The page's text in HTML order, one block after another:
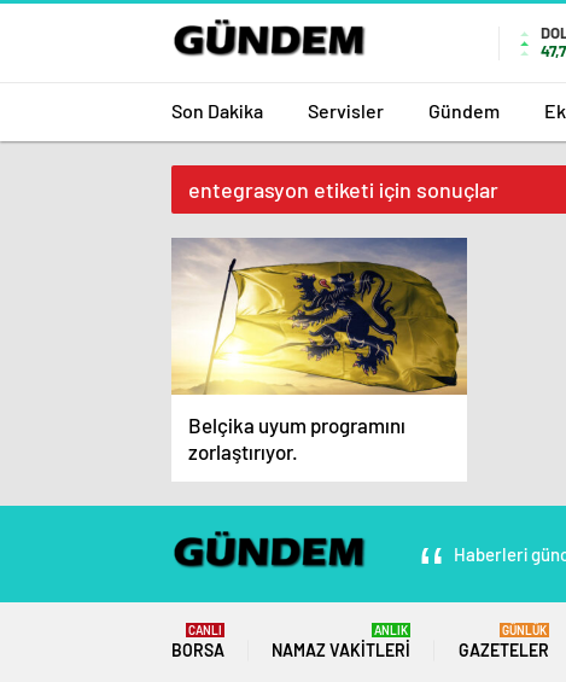
Son Dakika Servisler Gündem
entegrasyon etiketi için sonuçlar
Belçika uyum programını
zorlaştırıyor.
Haberleri
BORSA
CANLI
NAMAZ VAKITLERI
ANLIK
GAZETELER
GÜNLÜK